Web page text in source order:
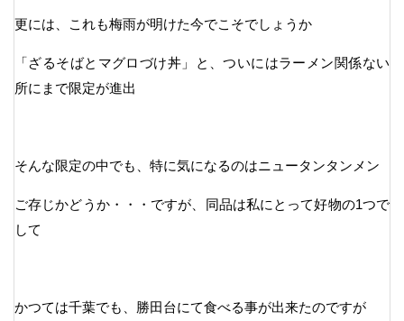
更には、これも梅雨が明けた今でこそでしょうか
「ざるそばとマグロづけ丼」と、ついにはラーメン関係ない
所にまで限定が進出
そんな限定の中でも、特に気になるのはニュータンタンメン
ご存じかどうか・・・ですが、同品は私にとって好物の1つで
して
かつては千葉でも、勝田台にて食べる事が出来たのですが